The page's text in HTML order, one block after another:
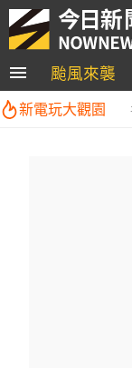
颱風來襲
新電玩大觀園